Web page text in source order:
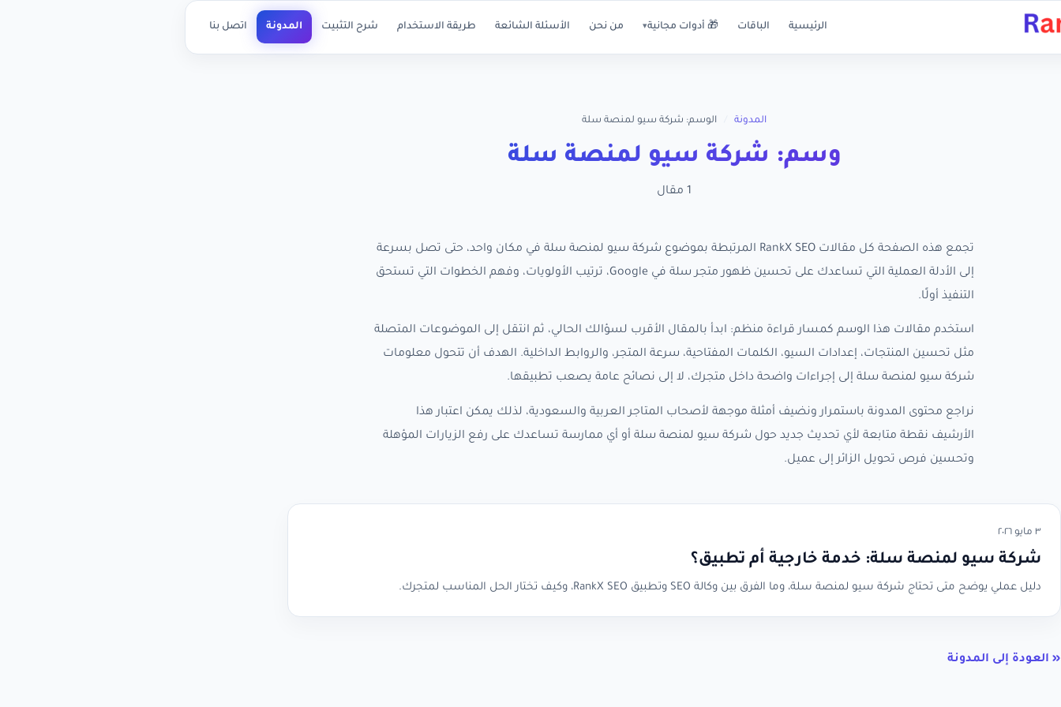
الرئيسية الباقات 🎁 أدوات مجانية▾ من نحن الأسئلة الشائعة طريقة الاستخدام شرح التثبيت المدونة اتصل بنا
المدونة الوسم: شركة سيو لمنصة سلة
وسم: شركة سيو لمنصة سلة
1 مقال
تجمع هذه الصفحة كل مقالات RankX SEO المرتبطة بموضوع شركة سيو لمنصة سلة في مكان واحد، حتى تصل بسرعة
إلى الأدلة العملية التي تساعدك على تحسين ظهور متجر سلة في Google، ترتيب الأولويات، وفهم الخطوات التي تستحق
التنفيذ أولًا.
استخدم مقالات هذا الوسم كمسار قراءة منظم: ابدأ بالمقال الأقرب لسؤالك الحالي، ثم انتقل إلى الموضوعات المتصلة
مثل تحسين المنتجات، إعدادات السيو، الكلمات المفتاحية، سرعة المتجر، والروابط الداخلية. الهدف أن تتحول معلومات
شركة سيو لمنصة سلة إلى إجراءات واضحة داخل متجرك، لا إلى نصائح عامة يصعب تطبيقها.
نراجع محتوى المدونة باستمرار ونضيف أمثلة موجهة لأصحاب المتاجر العربية والسعودية، لذلك يمكن اعتبار هذا
الأرشيف نقطة متابعة لأي تحديث جديد حول شركة سيو لمنصة سلة أو أي ممارسة تساعدك على رفع الزيارات المؤهلة
وتحسين فرص تحويل الزائر إلى عميل.
٣ مايو ٢٠٢٦
شركة سيو لمنصة سلة: خدمة خارجية أم تطبيق؟
دليل عملي يوضح متى تحتاج شركة سيو لمنصة سلة، وما الفرق بين وكالة SEO وتطبيق RankX SEO، وكيف تختار الحل المناسب لمتجرك.
« العودة إلى المدونة